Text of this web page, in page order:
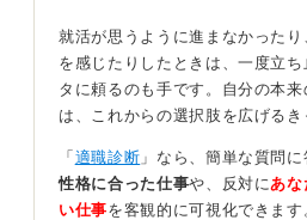
スパイラルに陥ってしまう可能
ックを見つけ、対策を立ててか
う。
つらいときは誰かに相談して
精神的につらいときや、一人で抱
就活が思うように進まなかった
を感じたりしたときは、一度立
タに頼るのも手です。自分の本
は、これからの選択肢を広げるき
「 適職診断 」なら、簡単な質問に
性格に合った仕事や、反対に あな
い仕事を客観的に可視化できます